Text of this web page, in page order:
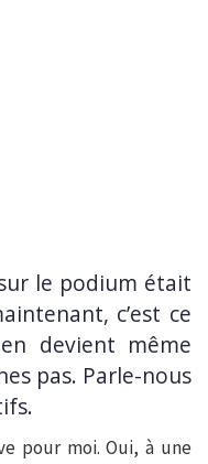
le podium était
c’est ce
devient même
pas. Parle-nous
pour moi. Oui, à une